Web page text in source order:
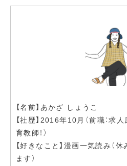
【名前】あかざ しょうこ
【社歴】2016年10月（前職：求
育教師！）
【好きなこと】漫画一気読み（
ます）